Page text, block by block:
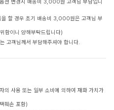
션 변경시 배송비 3,000원 고객님 부담입니
을 할 경우 초기 배송비 3,000원은 고객님 부
함이니 양해부탁드립니다)
고객님께서 부담해주셔야 합니다.
의 사용 또는 일부 소비에 의하여 재화 가치가
훼손 포함)